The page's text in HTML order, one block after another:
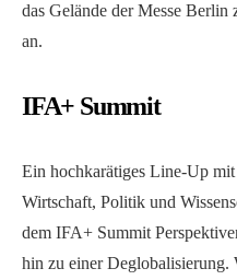
das Gelände der Messe
an.
IFA+ Summit
Ein hochkarätiges Line-Up
Wirtschaft, Politik und
dem IFA+ Summit
hin zu einer Deglobalisierung.